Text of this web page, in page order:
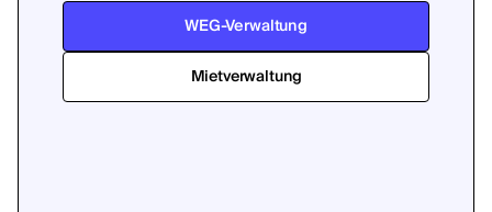
WEG-Verwaltung
Mietverwaltung